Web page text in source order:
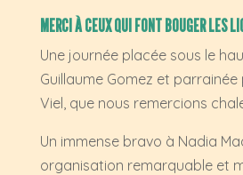
MERCI À CEUX QUI FONT BOUGER LES
Une journée placée sous le
Guillaume Gomez et parrainée
Viel, que nous remercions
Un immense bravo à Nadia
organisation remarquable et